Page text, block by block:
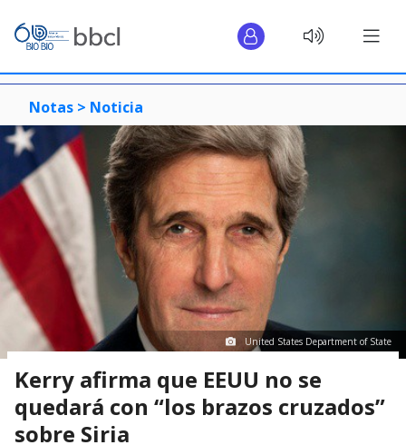
Notas > Noticia
United States Department of State
Kerry afirma que EEUU no se
quedará con “los brazos cruzados”
sobre Siria